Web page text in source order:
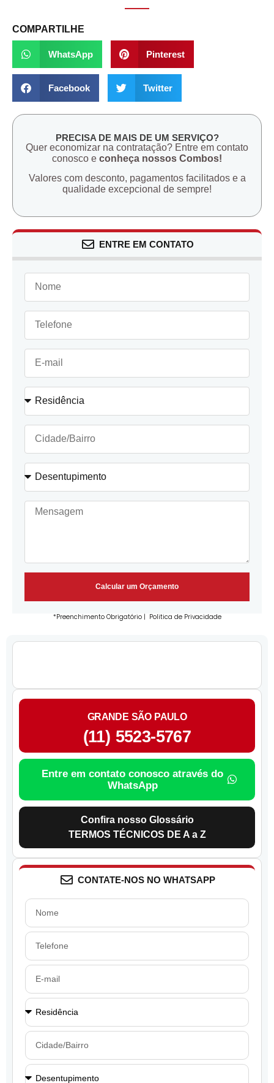
COMPARTILHE
WhatsApp Pinterest
Facebook Twitter
PRECISA DE MAIS DE UM SERVIÇO?
Quer economizar na contratação? Entre em contato
conosco e conheça nossos Combos!
Valores com desconto, pagamentos facilitados e a
qualidade excepcional de sempre!
ENTRE EM CONTATO
Calcular um Orçamento
*Preenchimento Obrigatório | Politica de Privacidade
GRANDE SÃO PAULO
(11) 5523-5767
Entre em contato conosco através do
WhatsApp
Confira nosso Glossário
TERMOS TÉCNICOS DE A a Z
CONTATE-NOS NO WHATSAPP